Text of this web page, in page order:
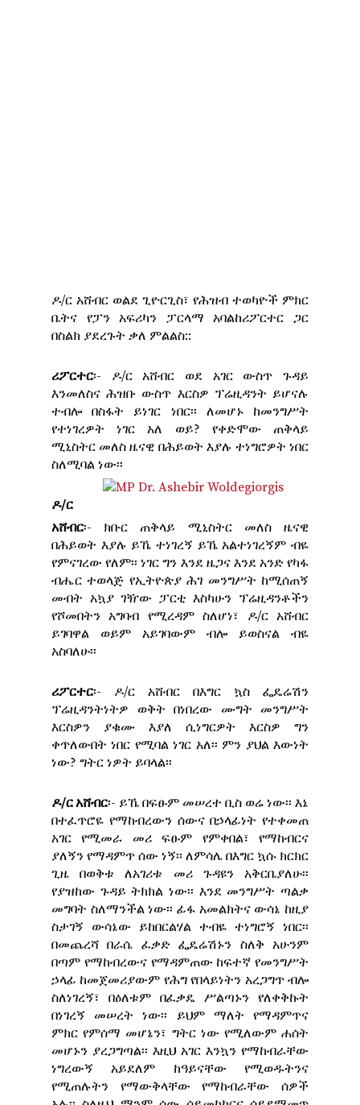
ዶ/ር አሸብር ወልደ ጊዮርጊስ፣ የሕዝብ ተወካዮች ምክር
ቤትና የፓን አፍሪካን ፓርላማ አባልከሪፖርተር ጋር
በስልክ ያደረጉት ቃለ ምልልስ::
ሪፖርተር፡- ዶ/ር አሸብር ወደ አገር ውስጥ ጉዳይ
እንመለስና ሕዝቡ ውስጥ እርስዎ ፕሬዚዳንት ይሆናሉ
ተብሎ በስፋት ይነገር ነበር፡፡ ለመሆኑ ከመንግሥት
የተነገረዎት ነገር አለ ወይ? የቀድሞው ጠቅላይ
ሚኒስትር መለስ ዜናዊ በሕይወት እያሉ ተነግሮዎት ነበር
ስለሚባል ነው፡፡
ዶ/ር
አሸብር፡- ክቡር ጠቅላይ ሚኒስትር መለስ ዜናዊ
በሕይወት እያሉ ይኼ ተነገረኝ ይኼ አልተነገረኝም ብዬ
የምናገረው የለም፡፡ ነገር ግን እንደ ዜጋና እንደ አንድ የካፋ
ብሔር ተወላጅ የኢትዮጵያ ሕገ መንግሥት ከሚሰጠኝ
መብት አኳያ ገዥው ፓርቲ እስካሁን ፕሬዚዳንቶችን
የሾመበትን አግባብ የሚረዳም ስለሆነ፣ ዶ/ር አሸብር
ይገባዋል ወይም አይገባውም ብሎ ይወስናል ብዬ
አስባለሁ፡፡
ሪፖርተር፡- ዶ/ር አሸብር በእግር ኳስ ፌዴሬሽን
ፕሬዚዳንትነትዎ ወቅት በነበረው ሙግት መንግሥት
እርስዎን ያቁሙ እያለ ሲነግርዎት እርስዎ ግን
ቀጥለውበት ነበር የሚባል ነገር አለ፡፡ ምን ያህል እውነት
ነው? ግትር ነዎት ይባላል፡፡
ዶ/ር አሸብር፡- ይኼ በፍፁም መሠረተ ቢስ ወሬ ነው፡፡ እኔ
በተፈጥሮዬ የማከብረውን ሰውና በኃላፊነት የተቀመጠ
አገር የሚመራ መሪ ፍፁም የምቀበል፣ የማከብርና
ያለኝን የማዳምጥ ሰው ነኝ፡፡ ለምሳሌ በእግር ኳሱ ክርክር
ጊዜ በወቅቱ ለአገሪቱ መሪ ጉዳዩን አቅርቤያለሁ፡፡
የያዝከው ጉዳይ ትክክል ነው፡፡ እንደ መንግሥት ጣልቃ
መግባት ስለማንችል ነው፡፡ ፊፋ አመልክትና ውሳኔ ከዚያ
ስታገኝ ውሳኔው ይከበርልሃል ተብዬ ተነግሮኝ ነበር፡፡
በመጨረሻ በራሴ ፈቃድ ፌዴሬሽኑን ስለቅ አሁንም
በጣም የማከብረውና የማዳምጠው ከፍተኛ የመንግሥት
ኃላፊ ከመጀመሪያውም የሕግ የበላይነትን አረጋግጥ ብሎ
ስለነገረኝ፣ በዕለቱም በፈቃዴ ሥልጣኑን የለቀቅኩት
በነገረኝ መሠረት ነው፡፡ ይህም ማለት የማዳምጥና
ምክር የምሰማ መሆኔን፣ ግትር ነው የሚለውም ሐሰት
መሆኑን ያረጋግጣል፡፡ እዚህ አገር እንኳን የማከብራቸው
ነግረውኝ አይደለም ከዓይናቸው የሚወዱትንና
የሚጠሉትን የማውቅላቸው የማከብራቸው ሰዎች